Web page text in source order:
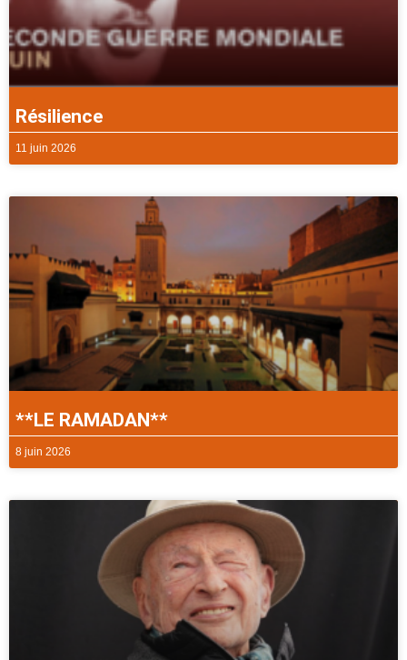
Résilience
11 juin 2026
**LE RAMADAN**
8 juin 2026